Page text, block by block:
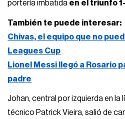
portería imbatida en el triunfo
También te puede interesar:
Chivas, el equipo que no
Leagues Cup
Lionel Messi llegó a Rosario
padre
Johan, central por izquierda en la
técnico Patrick Vieira, salió de